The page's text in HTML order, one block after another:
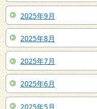
2025年9月
2025年8月
2025年7月
2025年6月
2025年5月